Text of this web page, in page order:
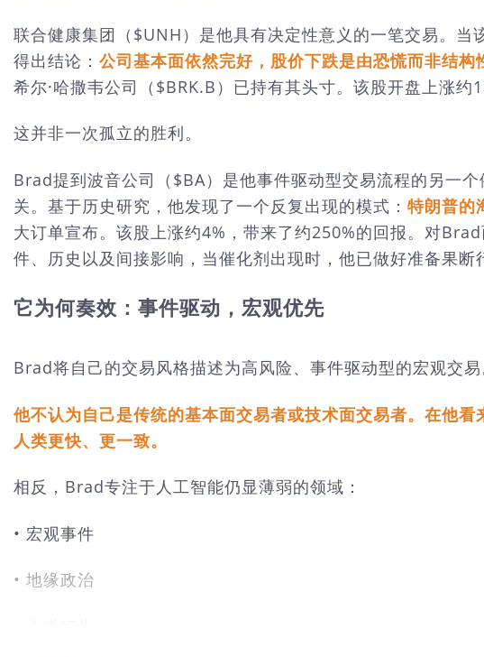
联合健康集团（$UNH）是他具有决定性意义的一笔交易。
得出结论： 公司基本面依然完好，股价下跌是由恐慌而非结构
希尔·哈撒韦公司（$BRK.B）已持有其头寸。该股开盘上涨
这并非一次孤立的胜利。
Brad提到波音公司（$BA）是他事件驱动型交易流程的另一
关。基于历史研究，他发现了一个反复出现的模式： 特朗普的
大订单宣布。该股上涨约4%，带来了约250%的回报。对
件、历史以及间接影响，当催化剂出现时，他已做好准备果断
它为何奏效：事件驱动，宏观优先
Brad将自己的交易风格描述为高风险、事件驱动型的宏观交易
他不认为自己是传统的基本面交易者或技术面交易者。在他
人类更快、更一致。
相反，Brad专注于人工智能仍显薄弱的领域：
• 宏观事件
• 地缘政治